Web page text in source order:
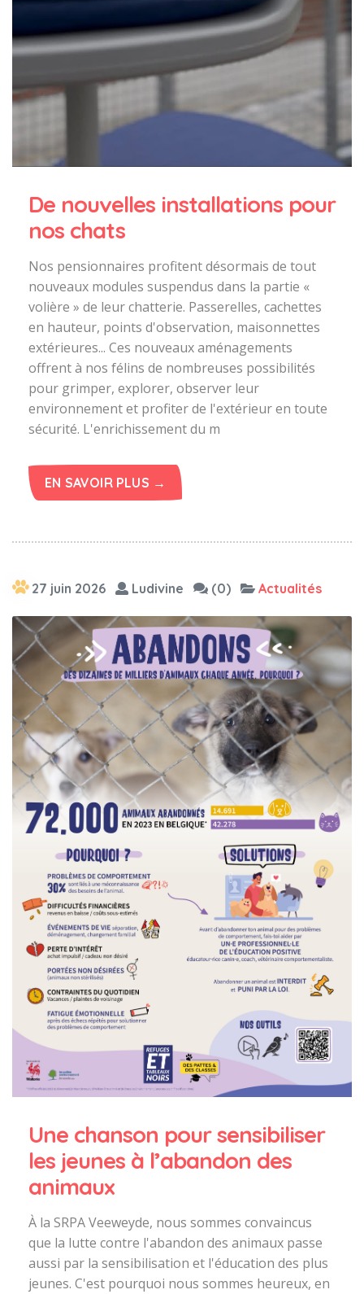
De nouvelles installations pour
nos chats
Nos pensionnaires profitent désormais de tout
nouveaux modules suspendus dans la partie «
volière » de leur chatterie. Passerelles, cachettes
en hauteur, points d'observation, maisonnettes
extérieures... Ces nouveaux aménagements
offrent à nos félins de nombreuses possibilités
pour grimper, explorer, observer leur
environnement et profiter de l'extérieur en toute
sécurité. L'enrichissement du m
EN SAVOIR PLUS →
27 juin 2026 Ludivine (0) Actualités
Une chanson pour sensibiliser
les jeunes à l’abandon des
animaux
À la SRPA Veeweyde, nous sommes convaincus
que la lutte contre l'abandon des animaux passe
aussi par la sensibilisation et l'éducation des plus
jeunes. C'est pourquoi nous sommes heureux, en